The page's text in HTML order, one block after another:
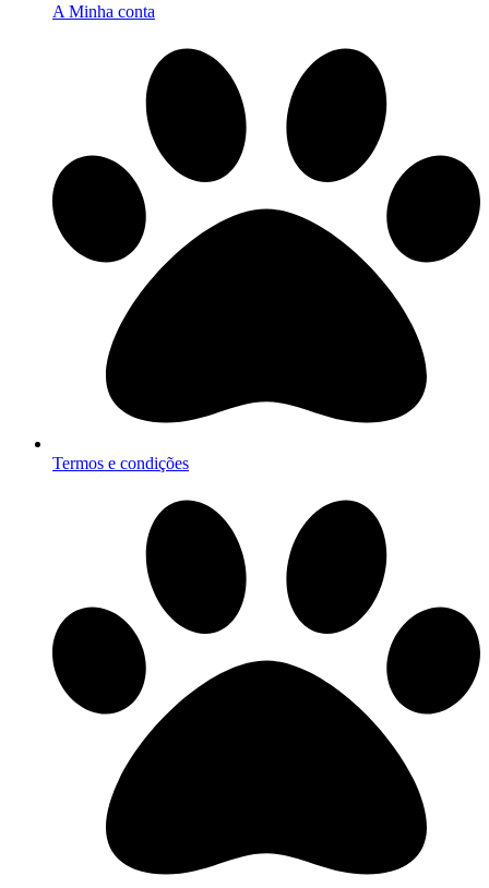
A Minha conta
Termos e condições